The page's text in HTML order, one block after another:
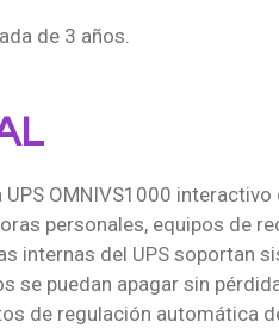
de 3 años.
UPS OMNIVS1000
personales, equipos de
internas del UPS soportan
se puedan apagar sin
de regulación automática